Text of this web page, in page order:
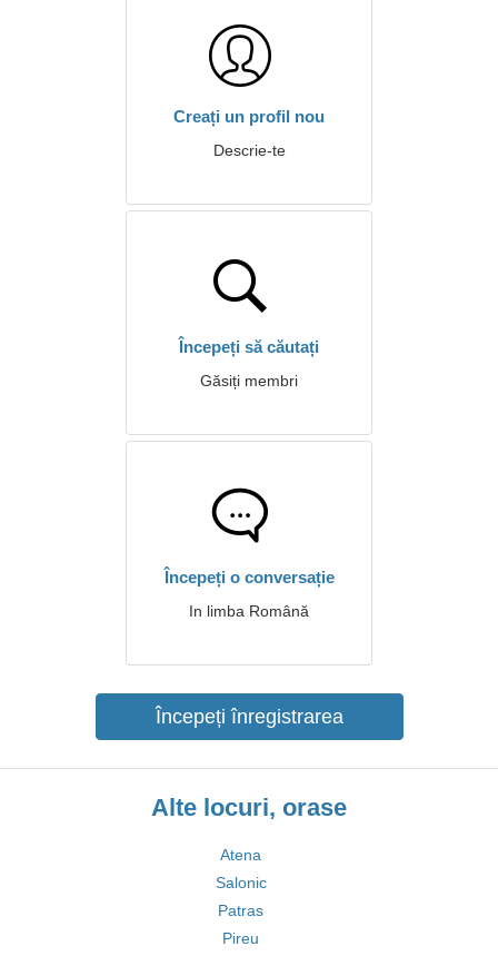
Creați un profil nou
Descrie-te
Începeți să căutați
Găsiți membri
Începeți o conversație
In limba Română
Începeți înregistrarea
Alte locuri, orase
Atena
Salonic
Patras
Pireu